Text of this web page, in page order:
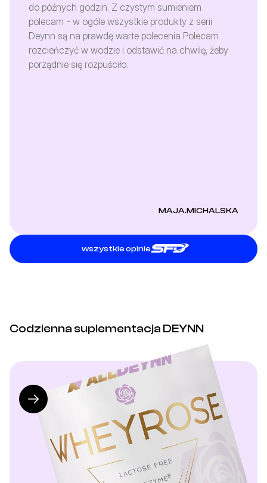
do późnych godzin. Z czystym sumieniem
polecam - w ogóle wszystkie produkty z serii
Deynn są na prawdę warte polecenia Polecam
rozcieńczyć w wodzie i odstawić na chwilę, żeby
porządnie się rozpuściło.
MAJA.MICHALSKA
wszystkie opinie
Codzienna suplementacja DEYNN